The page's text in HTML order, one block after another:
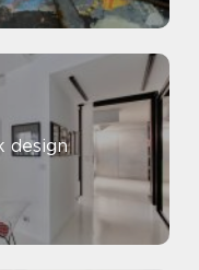
design